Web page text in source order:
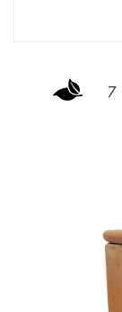
7